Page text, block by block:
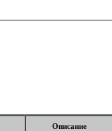
Описание